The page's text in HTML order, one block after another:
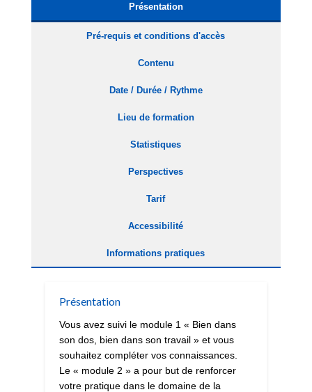
Présentation
Pré-requis et conditions d'accès
Contenu
Date / Durée / Rythme
Lieu de formation
Statistiques
Perspectives
Tarif
Accessibilité
Informations pratiques
Présentation
Vous avez suivi le module 1 « Bien dans
son dos, bien dans son travail » et vous
souhaitez compléter vos connaissances.
Le « module 2 » a pour but de renforcer
votre pratique dans le domaine de la